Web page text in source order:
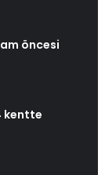
öncesi
kentte